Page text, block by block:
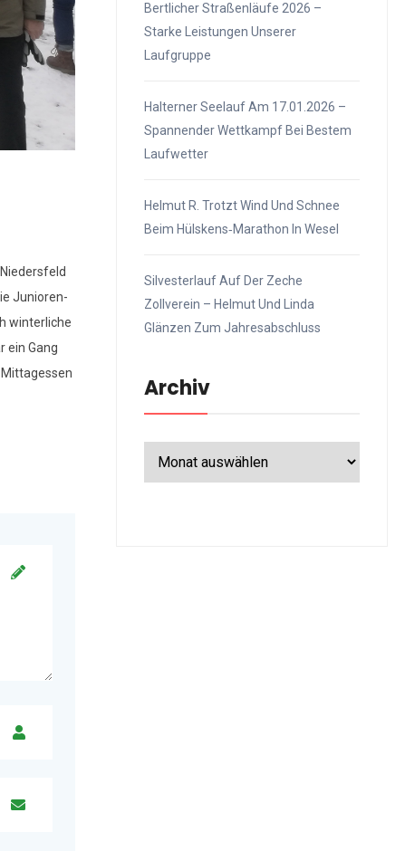
Junioren-
winterliche
ein Gang
Bertlicher Straßenläufe 2026 –
Starke Leistungen Unserer
Laufgruppe
Halterner Seelauf Am 17.01.2026 –
Spannender Wettkampf Bei Bestem
Laufwetter
Helmut R. Trotzt Wind Und Schnee
Beim Hülskens‑Marathon In Wesel
Silvesterlauf Auf Der Zeche
Zollverein – Helmut Und Linda
Glänzen Zum Jahresabschluss
Archiv